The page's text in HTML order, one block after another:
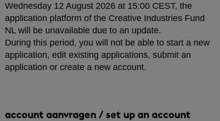
Wednesday 12 August 2026 at 15:00 CEST, the
application platform of the Creative Industries Fund
NL will be unavailable due to an update.
During this period, you will not be able to start a new
application, edit existing applications, submit an
application or create a new account.
account aanvragen / set up an account